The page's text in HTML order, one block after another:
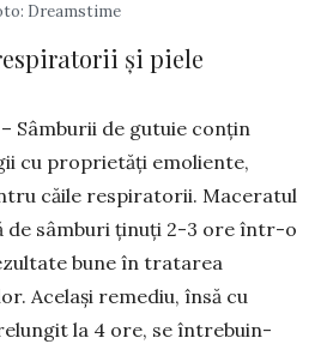
Dreamstime
și piele
– Sâmburii de gutuie conțin
cu proprietăți emoliente,
căile respiratorii. Maceratul
de sâmburi ținuți 2-3 ore într-o
bune în tratarea
Ace­lași remediu, însă cu
la 4 ore, se în­trebuin­